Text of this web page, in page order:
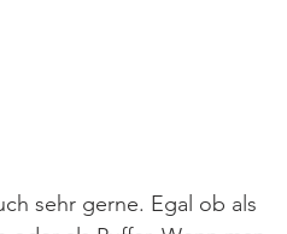
sehr gerne. Egal ob als